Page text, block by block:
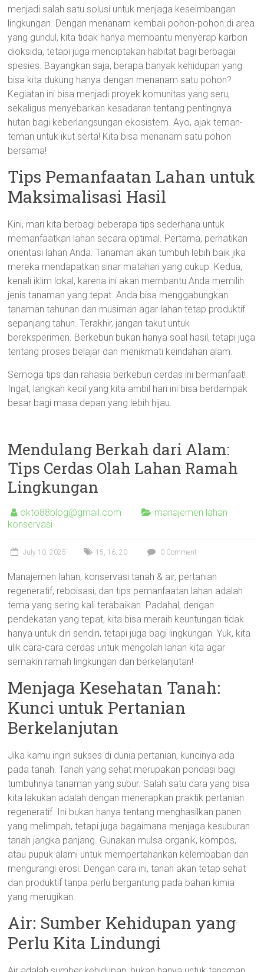
menjadi salah satu solusi untuk menjaga keseimbangan
lingkungan. Dengan menanam kembali pohon-pohon di area
yang gundul, kita tidak hanya membantu menyerap karbon
dioksida, tetapi juga menciptakan habitat bagi berbagai
spesies. Bayangkan saja, berapa banyak kehidupan yang
bisa kita dukung hanya dengan menanam satu pohon?
Kegiatan ini bisa menjadi proyek komunitas yang seru,
sekaligus menyebarkan kesadaran tentang pentingnya
hutan bagi keberlangsungan ekosistem. Ayo, ajak teman-
teman untuk ikut serta! Kita bisa menanam satu pohon
bersama!
Tips Pemanfaatan Lahan untuk
Maksimalisasi Hasil
Kini, mari kita berbagi beberapa tips sederhana untuk
memanfaatkan lahan secara optimal. Pertama, perhatikan
orientasi lahan Anda. Tanaman akan tumbuh lebih baik jika
mereka mendapatkan sinar matahari yang cukup. Kedua,
kenali iklim lokal, karena ini akan membantu Anda memilih
jenis tanaman yang tepat. Anda bisa menggabungkan
tanaman tahunan dan musiman agar lahan tetap produktif
sepanjang tahun. Terakhir, jangan takut untuk
bereksperimen. Berkebun bukan hanya soal hasil, tetapi juga
tentang proses belajar dan menikmati keindahan alam.
Semoga tips dan rahasia berkebun cerdas ini bermanfaat!
Ingat, langkah kecil yang kita ambil hari ini bisa berdampak
besar bagi masa depan yang lebih hijau.
Mendulang Berkah dari Alam:
Tips Cerdas Olah Lahan Ramah
Lingkungan
okto88blog@gmail.com
manajemen lahan
konservasi
July 10, 2025 15, 16,20 0 Comment
Manajemen lahan, konservasi tanah & air, pertanian
regeneratif, reboisasi, dan tips pemanfaatan lahan adalah
tema yang sering kali terabaikan. Padahal, dengan
pendekatan yang tepat, kita bisa meraih keuntungan tidak
hanya untuk diri sendiri, tetapi juga bagi lingkungan. Yuk, kita
ulik cara-cara cerdas untuk mengolah lahan kita agar
semakin ramah lingkungan dan berkelanjutan!
Menjaga Kesehatan Tanah:
Kunci untuk Pertanian
Berkelanjutan
Jika kamu ingin sukses di dunia pertanian, kuncinya ada
pada tanah. Tanah yang sehat merupakan pondasi bagi
tumbuhnya tanaman yang subur. Salah satu cara yang bisa
kita lakukan adalah dengan menerapkan praktik pertanian
regeneratif. Ini bukan hanya tentang menghasilkan panen
yang melimpah, tetapi juga bagaimana menjaga kesuburan
tanah jangka panjang. Gunakan mulsa organik, kompos,
atau pupuk alami untuk mempertahankan kelembaban dan
mengurangi erosi. Dengan cara ini, tanah akan tetap sehat
dan produktif tanpa perlu bergantung pada bahan kimia
yang merugikan.
Air: Sumber Kehidupan yang
Perlu Kita Lindungi